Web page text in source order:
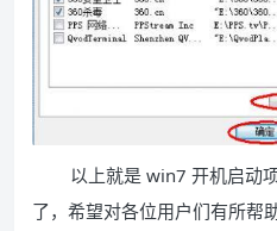
以上就是 win7 开机启动
了，希望对各位用户们有所帮助